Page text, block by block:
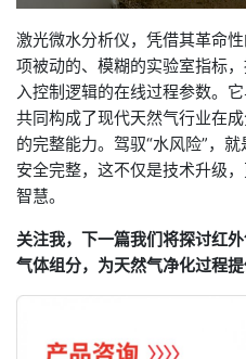
激光微水分析仪，凭借其革命
项被动的、模糊的实验室指标
入控制逻辑的在线过程参数。
共同构成了现代天然气行业在
的完整能力。驾驭“水风险”，
安全完整，这不仅是技术升级
智慧。
关注我，下一篇我们将探讨红
气体组分，为天然气净化过程提